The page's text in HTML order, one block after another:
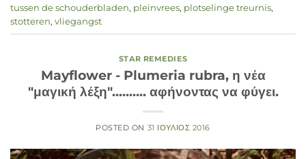
tussen de schouderbladen, pleinvrees, plotselinge treurnis,
stotteren, vliegangst
STAR REMEDIES
Mayflower - Plumeria rubra, η νέα
"μαγική λέξη".......... αφήνοντας να φύγει.
POSTED ON 31 ΙΟΎΛΙΟΣ 2016